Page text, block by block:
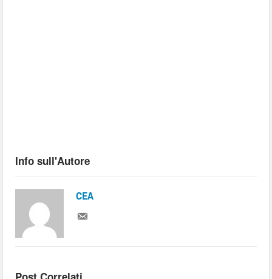
Info sull'Autore
CEA